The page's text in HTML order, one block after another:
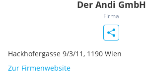
Der Andi GmbH
Firma
Hackhofergasse 9/3/11, 1190 Wien
Zur Firmenwebsite